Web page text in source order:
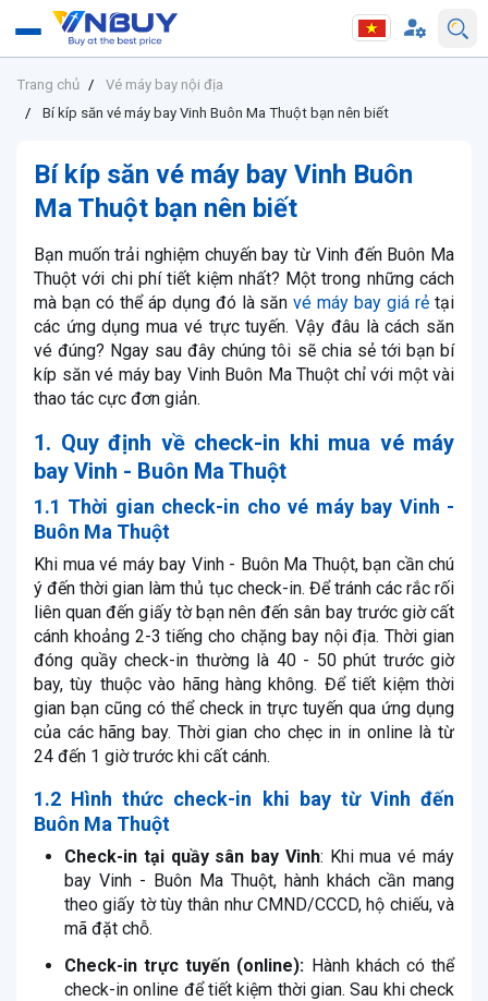
Trang chủ
Vé máy bay nội địa
Bí kíp săn vé máy bay Vinh Buôn Ma Thuột bạn nên biết
Bí kíp săn vé máy bay Vinh Buôn
Ma Thuột bạn nên biết
Bạn muốn trải nghiệm chuyến bay từ Vinh đến Buôn Ma
Thuột với chi phí tiết kiệm nhất? Một trong những cách
mà bạn có thể áp dụng đó là sănvé máy bay giá rẻ tại
các ứng dụng mua vé trực tuyến. Vậy đâu là cách săn
vé đúng? Ngay sau đây chúng tôi sẽ chia sẻ tới bạn bí
kíp săn vé máy bay Vinh Buôn Ma Thuột chỉ với một vài
thao tác cực đơn giản.
1. Quy định về check-in khi mua vé máy
bay Vinh - Buôn Ma Thuột
1.1 Thời gian check-in cho vé máy bay Vinh -
Buôn Ma Thuột
Khi mua vé máy bay Vinh - Buôn Ma Thuột, bạn cần chú
ý đến thời gian làm thủ tục check-in. Để tránh các rắc rối
liên quan đến giấy tờ bạn nên đến sân bay trước giờ cất
cánh khoảng 2-3 tiếng cho chặng bay nội địa. Thời gian
đóng quầy check-in thường là 40 - 50 phút trước giờ
bay, tùy thuộc vào hãng hàng không. Để tiết kiệm thời
gian bạn cũng có thể check in trực tuyến qua ứng dụng
của các hãng bay. Thời gian cho chẹc in in online là từ
24 đến 1 giờ trước khi cất cánh.
1.2 Hình thức check-in khi bay từ Vinh đến
Buôn Ma Thuột
Check-in tại quầy sân bay Vinh: Khi mua vé máy
bay Vinh - Buôn Ma Thuột, hành khách cần mang
theo giấy tờ tùy thân như CMND/CCCD, hộ chiếu, và
mã đặt chỗ.
Check-in trực tuyến (online): Hành khách có thể
check-in online để tiết kiệm thời gian. Sau khi check